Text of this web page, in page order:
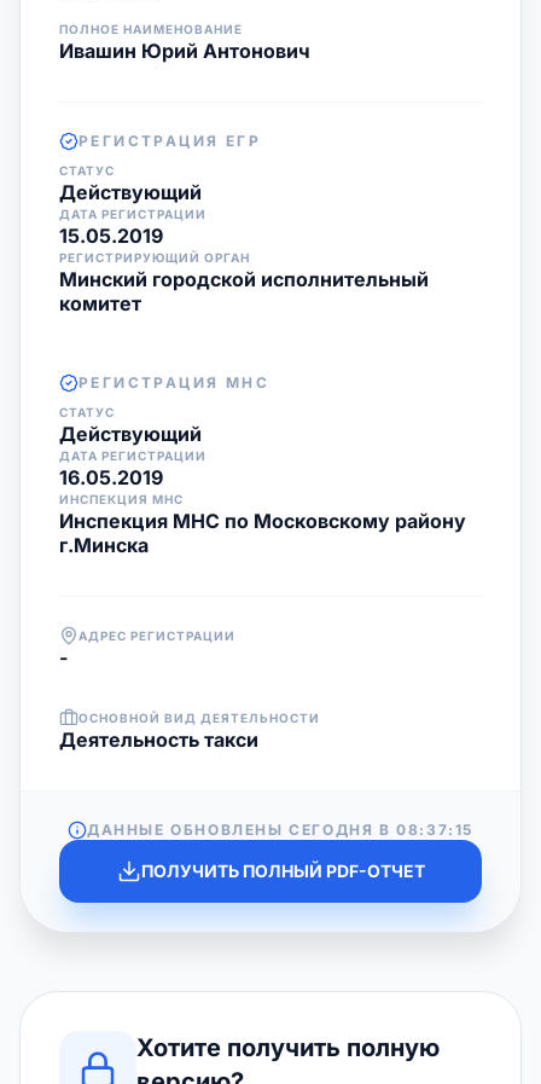
ПОЛНОЕ НАИМЕНОВАНИЕ
Ивашин Юрий Антонович
РЕГИСТРАЦИЯ ЕГР
СТАТУС
Действующий
ДАТА РЕГИСТРАЦИИ
15.05.2019
РЕГИСТРИРУЮЩИЙ ОРГАН
Минский городской исполнительный
комитет
РЕГИСТРАЦИЯ МНС
СТАТУС
Действующий
ДАТА РЕГИСТРАЦИИ
16.05.2019
ИНСПЕКЦИЯ МНС
Инспекция МНС по Московскому району
г.Минска
АДРЕС РЕГИСТРАЦИИ
-
ОСНОВНОЙ ВИД ДЕЯТЕЛЬНОСТИ
Деятельность такси
ДАННЫЕ ОБНОВЛЕНЫ СЕГОДНЯ В08:37:15
ПОЛУЧИТЬ ПОЛНЫЙ PDF-ОТЧЕТ
Хотите получить полную